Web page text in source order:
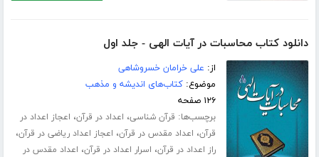
دانلود کتاب محاسبات در آیات الهی - جلد اول
از: علی خرامان خسروشاهی
موضوع:کتاب‌های اندیشه و مذهب
۱۲۶ صفحه
برچسب‌ها: قرآن شناسی، اعداد در قرآن، اعجاز اعداد در
قرآن، اعداد مقدس در قرآن، اعجاز اعداد ریاضی در قرآن،
راز اعداد در قرآن، اسرار اعداد در قرآن، اعداد مقدس در